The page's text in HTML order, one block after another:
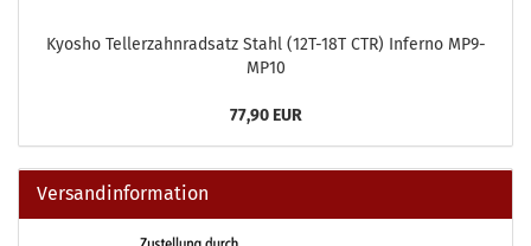
Kyosho Tellerzahnradsatz Stahl (12T-18T CTR) Inferno MP9-
MP10
77,90 EUR
Versandinformation